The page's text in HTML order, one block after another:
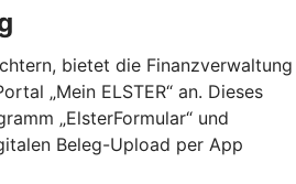
bietet die Finanzverwaltung
„Mein ELSTER“ an. Dieses
„ElsterFormular“ und
Beleg-Upload per App